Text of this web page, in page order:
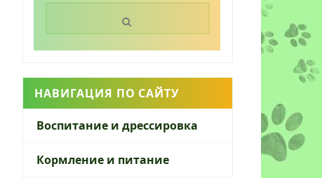
НАВИГАЦИЯ ПО САЙТУ
Воспитание и дрессировка
Кормление и питание